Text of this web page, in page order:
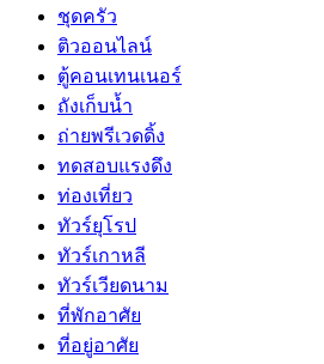
ชุดครัว
ติวออนไลน์
ตู้คอนเทนเนอร์
ถังเก็บน้ำ
ถ่ายพรีเวดดิ้ง
ทดสอบแรงดึง
ท่องเที่ยว
ทัวร์ยุโรป
ทัวร์เกาหลี
ทัวร์เวียดนาม
ที่พักอาศัย
ที่อยู่อาศัย